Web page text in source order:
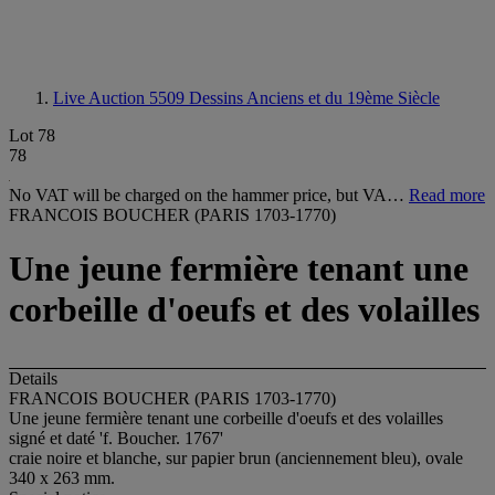
Live Auction 5509 Dessins Anciens et du 19ème Siècle
Lot 78
78
No VAT will be charged on the hammer price, but VA… Read more
FRANCOIS BOUCHER (PARIS 1703-1770)
Une jeune fermière tenant une
corbeille d'oeufs et des volailles
Details
FRANCOIS BOUCHER (PARIS 1703-1770)
Une jeune fermière tenant une corbeille d'oeufs et des volailles
signé et daté 'f. Boucher. 1767'
craie noire et blanche, sur papier brun (anciennement bleu), ovale
340 x 263 mm.